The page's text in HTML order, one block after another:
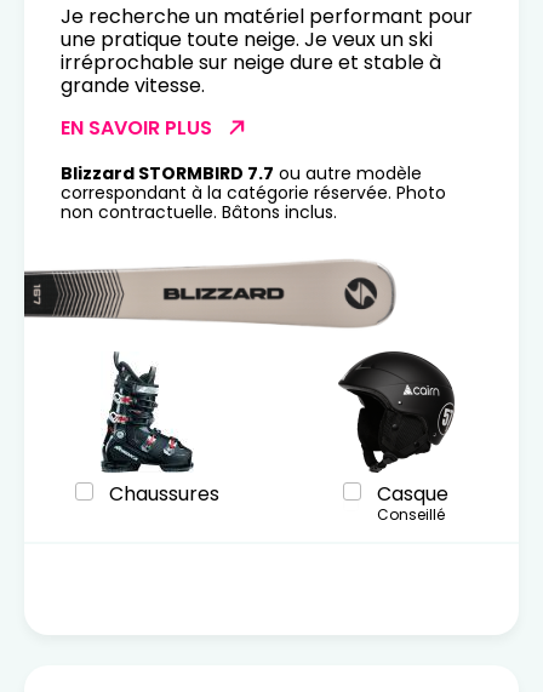
Je recherche un matériel performant pour
une pratique toute neige. Je veux un ski
irréprochable sur neige dure et stable à
grande vitesse.
EN SAVOIR PLUS
Blizzard STORMBIRD 7.7 ou autre modèle
correspondant à la catégorie réservée. Photo
non contractuelle. Bâtons inclus.
Chaussures Casque
Conseillé